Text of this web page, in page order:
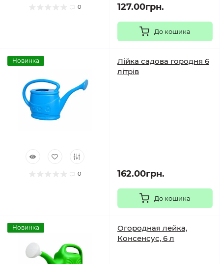
0 127.00грн.
До кошика
Новинка
0
Лійка садова городня 6
літрів
162.00грн.
До кошика
Новинка
Огородная лейка,
Консенсус, 6 л